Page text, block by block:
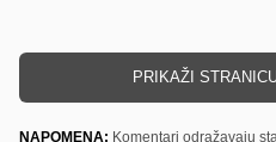
PRIKAŽI
NAPOMENA: Komentari odražavaju